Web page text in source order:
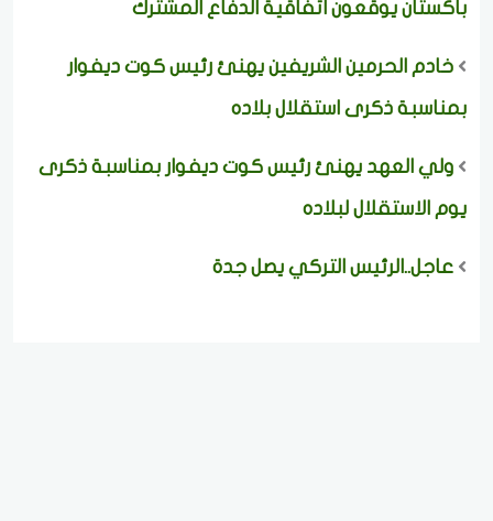
باكستان يوقعون اتفاقية الدفاع المشترك
خادم الحرمين الشريفين يهنئ رئيس كوت ديفوار
بمناسبة ذكرى استقلال بلاده
ولي العهد يهنئ رئيس كوت ديفوار بمناسبة ذكرى
يوم الاستقلال لبلاده
عاجل..الرئيس التركي يصل جدة